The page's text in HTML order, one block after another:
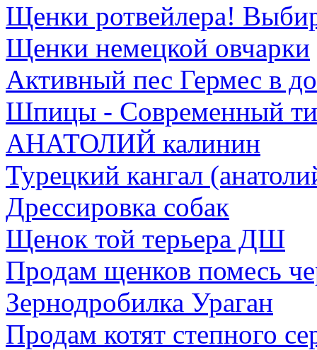
Щенки ротвейлера!
Щенки немецкой овчарки
Активный пес Гермес в
Шпицы - Современный
АНАТОЛИЙ калинин
Турецкий кангал
Дрессировка собак
Щенок той терьера ДШ
Продам щенков помесь
Зернодробилка Ураган
Продам котят степного